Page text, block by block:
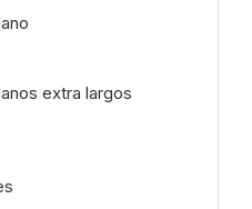
extra largos